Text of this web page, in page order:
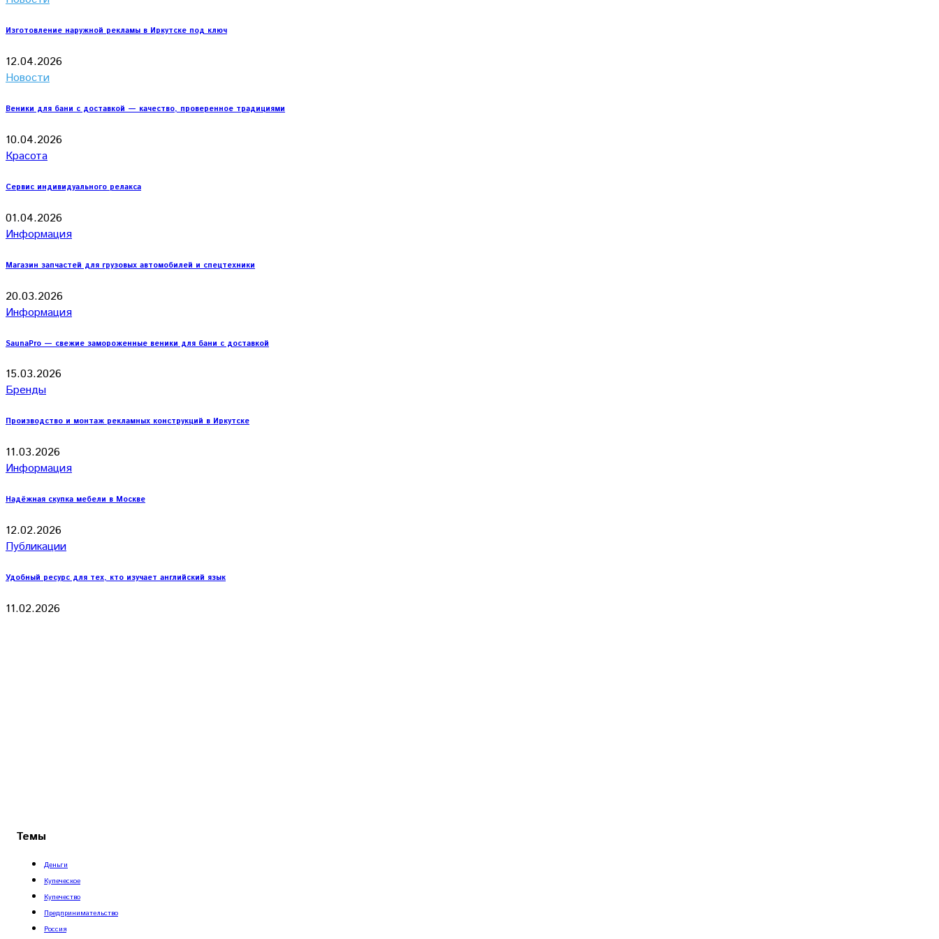
Изготовление наружной рекламы в Иркутске под ключ
12.04.2026
Новости
Веники для бани с доставкой — качество, проверенное традициями
10.04.2026
Красота
Сервис индивидуального релакса
01.04.2026
Информация
Магазин запчастей для грузовых автомобилей и спецтехники
20.03.2026
Информация
SaunaPro — свежие замороженные веники для бани с доставкой
15.03.2026
Бренды
Производство и монтаж рекламных конструкций в Иркутске
11.03.2026
Информация
Надёжная скупка мебели в Москве
12.02.2026
Публикации
Удобный ресурс для тех, кто изучает английский язык
11.02.2026
Темы
Деньги
Купеческое
Купечество
Предпринимательство
Россия